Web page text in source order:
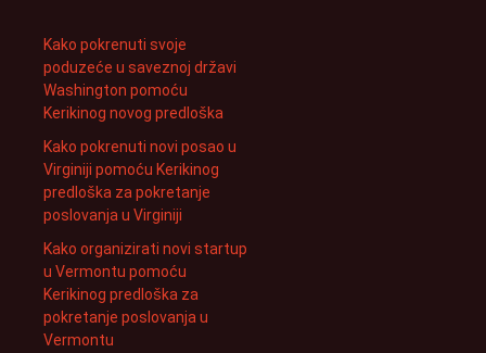
Kako pokrenuti svoje
poduzeće u saveznoj državi
Washington pomoću
Kerikinog novog predloška
Kako pokrenuti novi posao u
Virginiji pomoću Kerikinog
predloška za pokretanje
poslovanja u Virginiji
Kako organizirati novi startup
u Vermontu pomoću
Kerikinog predloška za
pokretanje poslovanja u
Vermontu